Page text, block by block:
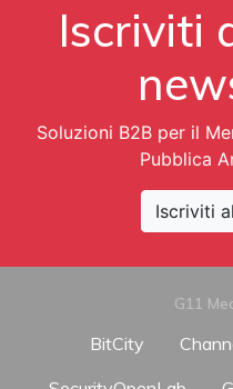
Iscriviti
Soluzioni B2B per il
Pubblica
Iscriviti
G11
BitCity